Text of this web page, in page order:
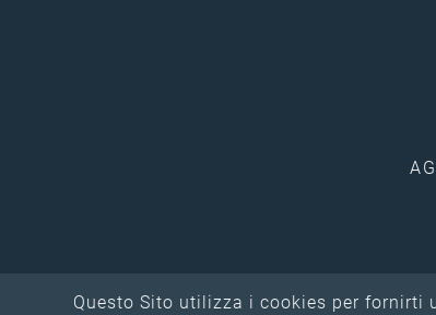
Questo Sito utilizza i cookies per fornirti